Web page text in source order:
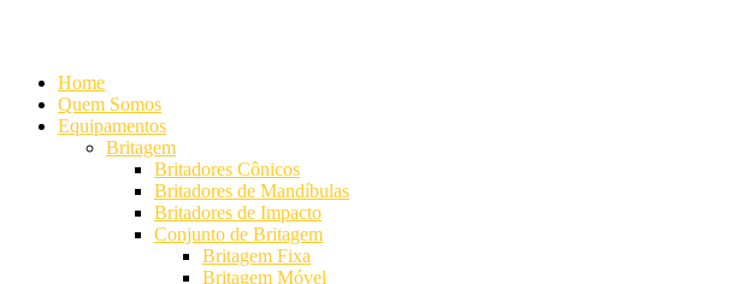
Home
Quem Somos
Equipamentos
Britagem
Britadores Cônicos
Britadores de Mandíbulas
Britadores de Impacto
Conjunto de Britagem
Britagem Fixa
Britagem Móvel